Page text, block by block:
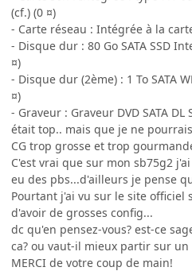
(cf.) (0 ¤)
- Carte réseau : Intégrée à la
- Disque dur : 80 Go SATA SSD
¤)
- Disque dur (2ème) : 1 To SATA
¤)
- Graveur : Graveur DVD SATA
était top.. mais que je ne
CG trop grosse et trop
C'est vrai que sur mon sb75g2
eu des pbs...d'ailleurs je pense
Pourtant j'ai vu sur le site
d'avoir de grosses config...
dc qu'en pensez-vous? est-ce
ca? ou vaut-il mieux partir sur un
MERCI de votre coup de main!